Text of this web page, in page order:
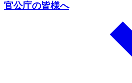
官公庁の皆様へ